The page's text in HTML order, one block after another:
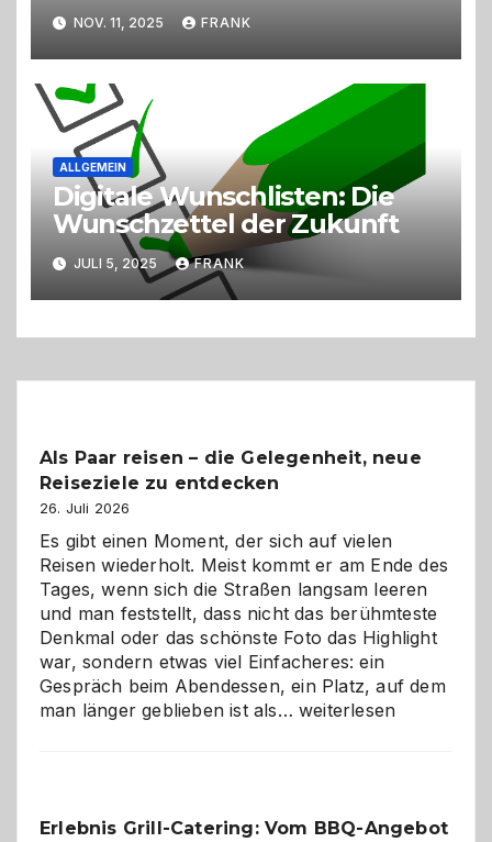
Wunsch- und
Kurzzeitkennzeichen
NOV. 11, 2025 FRANK
ALLGEMEIN
Digitale Wunschlisten: Die
Wunschzettel der Zukunft
JULI 5, 2025 FRANK
Als Paar reisen – die Gelegenheit, neue
Reiseziele zu entdecken
26. Juli 2026
Es gibt einen Moment, der sich auf vielen
Reisen wiederholt. Meist kommt er am Ende des
Tages, wenn sich die Straßen langsam leeren
und man feststellt, dass nicht das berühmteste
Denkmal oder das schönste Foto das Highlight
war, sondern etwas viel Einfacheres: ein
Gespräch beim Abendessen, ein Platz, auf dem
man länger geblieben ist als… Als
Gelegenheit,
weiterlesen
Erlebnis Grill-Catering: Vom BBQ-Angebot